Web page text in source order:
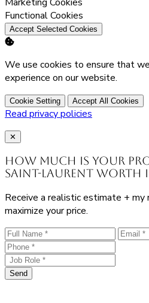
Enable
Functional Cookies
Accept Selected Cookies
We use cookies to ensure that
experience on our website.
Cookie Setting Accept All Cookies
Read privacy policies
Close
✕
How much is your
Saint-Laurent worth
Receive a realistic estimate + my
maximize your price.
Send